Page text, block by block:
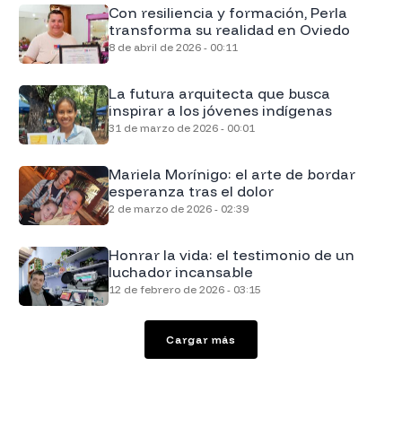
Con resiliencia y formación, Perla
transforma su realidad en Oviedo
8 de abril de 2026 - 00:11
La futura arquitecta que busca
inspirar a los jóvenes indígenas
31 de marzo de 2026 - 00:01
Mariela Morínigo: el arte de bordar
esperanza tras el dolor
2 de marzo de 2026 - 02:39
Honrar la vida: el testimonio de un
luchador incansable
12 de febrero de 2026 - 03:15
Cargar más